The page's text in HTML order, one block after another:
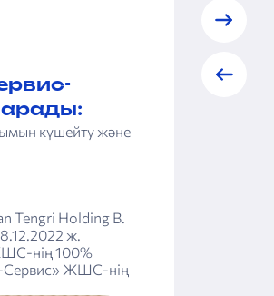
күшейту және
Tengri Holding B.
ж.
нің 100%
Сервис» ЖШС-нің